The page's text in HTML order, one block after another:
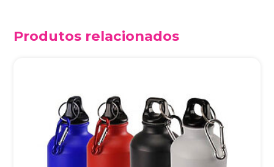
Produtos relacionados